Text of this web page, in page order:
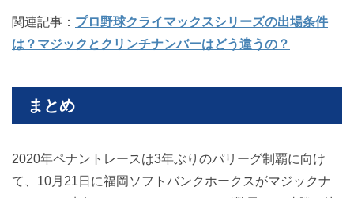
関連記事： プロ野球クライマックスシリーズの出場条件
は？マジックとクリンチナンバーはどう違うの？
まとめ
2020年ペナントレースは3年ぶりのパリーグ制覇に向け
て、10月21日に福岡ソフトバンクホークスがマジックナ